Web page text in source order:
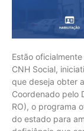
Estão
CNH Social,
que deseja obter
Coordenado pelo
RO), o programa
do estado para